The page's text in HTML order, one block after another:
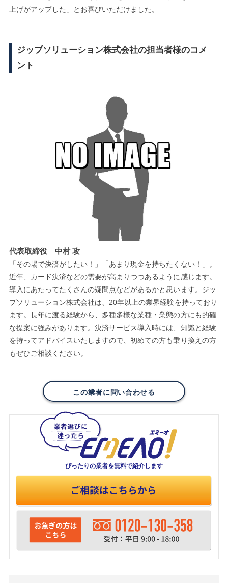
上げがアップした」とお喜びいただけました。
ジップソリューション株式会社の担当者様のコメ
ント
代表取締役 中村 攻
「その場で決済がしたい！」「あまり現金を持ちたくない！」。
近年、カード決済などの需要が高まりつつあるように感じます。
導入にあたってたくさんの疑問点などがあるかと思います。ジッ
プソリューション株式会社は、20年以上の業界経験を持っており
ます。長年に渡る経験から、多種多様な業種・業態の方にも的確
な提案に強みがあります。決済サービス導入時には、知識と経験
を持ってアドバイスいたしますので、初めての方も乗り換えの方
もぜひご相談ください。
この業者に問い合わせる
ぴったりの業者を無料で紹介します